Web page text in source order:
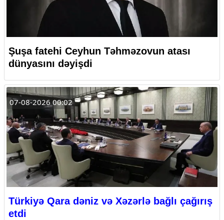
Şuşa fatehi Ceyhun Təhməzovun atası
dünyasını dəyişdi
07-08-2026 00:02
Türkiyə Qara dəniz və Xəzərlə bağlı çağırış
etdi